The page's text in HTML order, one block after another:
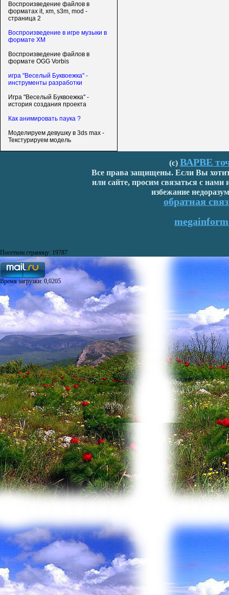
Воспроизведение файлов в
форматах it, xm, s3m, mod -
страница 2
Воспроизведение в игре музыки в
формате XM
Воспроизведение файлов в
формате OGG Vorbis
игра "Веселый Буквоежка" -
инструменты разработки
Игра "Веселый Буквоежка" -
история создания проекта
Как анимировать паука ?
Моделируем девушку в 3ds max -
Текстурируем модель
(с) ВАРВЕ
Все права защищены. Если Вы
или сайте, просим связаться с
избежание
обратная
Посетили страницу: 19787
Время загрузки: 0,0205